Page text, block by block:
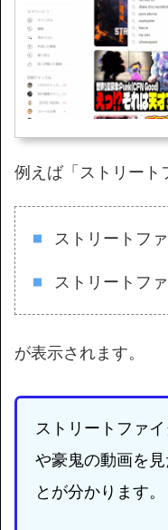
例えば「ストリート
ストリートフ
ストリートフ
が表示されます。
ストリートファ
や豪鬼の動画を
とが分かります。